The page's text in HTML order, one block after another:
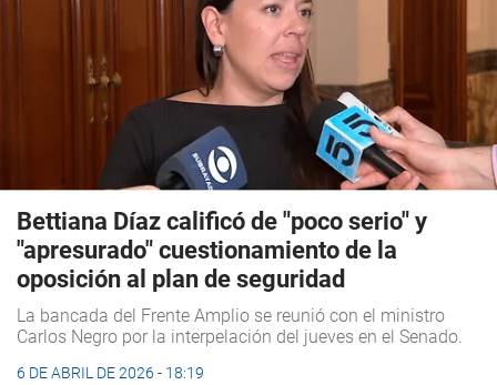
Bettiana Díaz calificó de "poco serio" y
"apresurado" cuestionamiento de la
oposición al plan de seguridad
La bancada del Frente Amplio se reunió con el ministro
Carlos Negro por la interpelación del jueves en el Senado.
6 DE ABRIL DE 2026 - 18:19